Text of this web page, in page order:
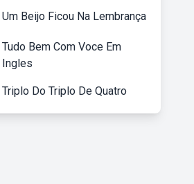
Um Beijo Ficou Na Lembrança
Tudo Bem Com Voce Em
Ingles
Triplo Do Triplo De Quatro